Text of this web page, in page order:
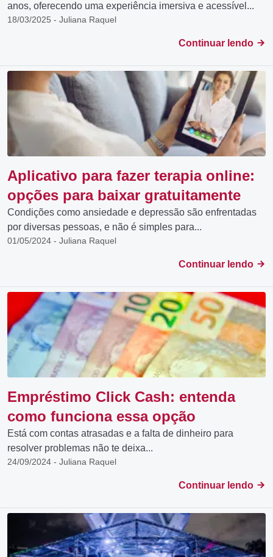
anos, oferecendo uma experiência imersiva e acessível...
18/03/2025 - Juliana Raquel
Continuar lendo
Aplicativo para fazer terapia online:
opções para baixar gratuitamente
Condições como ansiedade e depressão são enfrentadas
por diversas pessoas, e não é simples para...
01/05/2024 - Juliana Raquel
Continuar lendo
Empréstimo Click Cash: entenda
como funciona essa opção
Está com contas atrasadas e a falta de dinheiro para
resolver problemas não te deixa...
24/09/2024 - Juliana Raquel
Continuar lendo